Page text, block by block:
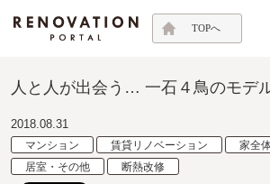
TOPへ
人と人が出会う… 一石４鳥のモデ
2018.08.31
マンション 賃貸リノベーション 家全
居室・その他
断熱改修